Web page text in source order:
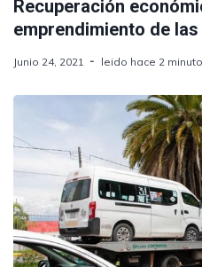
Recuperación
emprendimiento de
Junio 24, 2021 leido hace 2